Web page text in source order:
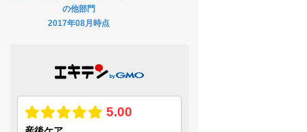
の他部門
2017年08月時点